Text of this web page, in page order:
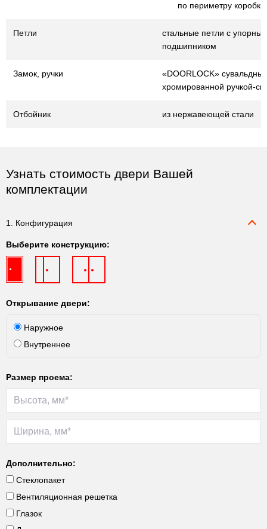
по периметру коробки
Петли
стальные петли с
подшипником
Замок, ручки
«DOORLOCK»
хромированной ручкой-
Отбойник из нержавеющей стали
Узнать стоимость двери Вашей
комплектации
1. Конфигурация
Выберите конструкцию:
Открывание двери:
Наружное
Внутреннее
Размер проема:
Дополнительно:
Стеклопакет
Вентиляционная решетка
Глазок